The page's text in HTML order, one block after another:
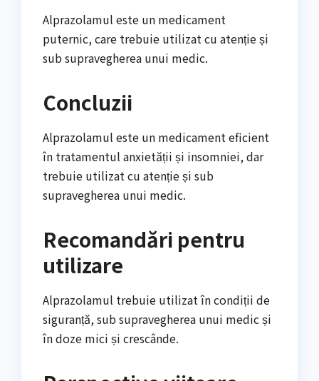
Alprazolamul este un medicament
puternic, care trebuie utilizat cu atenție și
sub supravegherea unui medic.
Concluzii
Alprazolamul este un medicament eficient
în tratamentul anxietății și insomniei, dar
trebuie utilizat cu atenție și sub
supravegherea unui medic.
Recomandări pentru
utilizare
Alprazolamul trebuie utilizat în condiții de
siguranță, sub supravegherea unui medic și
în doze mici și crescânde.